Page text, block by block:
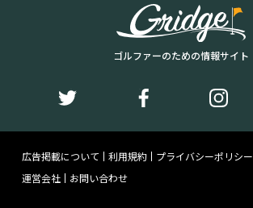
ゴルファーのための情報サイト
広告掲載について 利用規約 プライバシーポリシー
運営会社
お問い合わせ